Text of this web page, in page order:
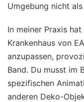
Umgebung nicht
In meiner Praxis
Krankenhaus von
anzupassen,
Band. Du musst im
spezifischen
anderen Deko-